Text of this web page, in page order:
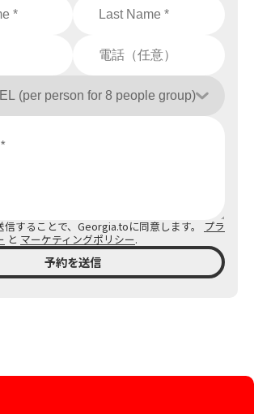
信することで、Georgia.toに同意します。
プラ
と マーケティングポリシー.
予約を送信